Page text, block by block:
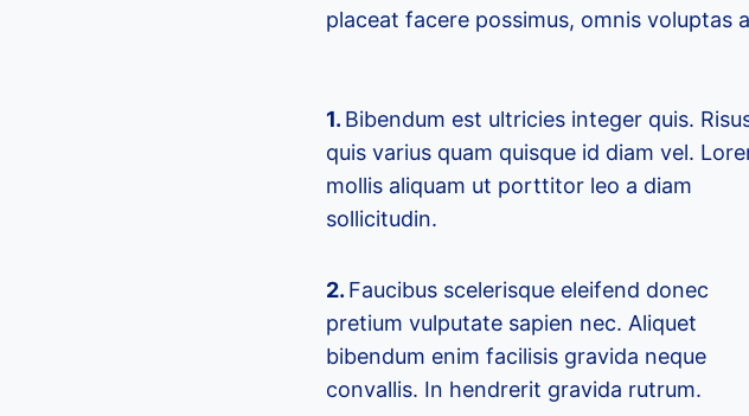
placeat facere possimus, omnis voluptas
1. Bibendum est ultricies integer quis.
quis varius quam quisque id diam vel.
mollis aliquam ut porttitor leo a diam
sollicitudin.
2. Faucibus scelerisque eleifend donec
pretium vulputate sapien nec. Aliquet
bibendum enim facilisis gravida neque
convallis. In hendrerit gravida rutrum.